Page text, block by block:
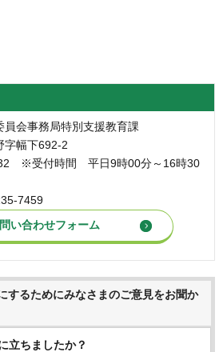
員会事務局特別支援教育課
字幅下692-2
※受付時間 平日9時00分～16時30
7459
するためにみなさまのご意見をお聞か
立ちましたか？